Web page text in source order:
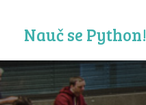
Nauč se Python!